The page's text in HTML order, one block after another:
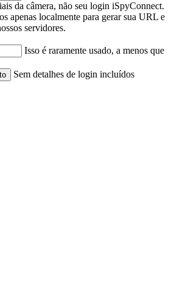
da câmera, não seu login iSpyConnect.
apenas localmente para gerar sua URL e
servidores.
Isso é raramente usado, a menos que
Sem detalhes de login incluídos